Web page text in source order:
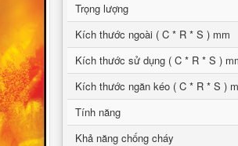
Trọng lượng
Kích thước ngoài ( C * R * S ) mm
Kích thước sử dụng ( C * R * S )
Kích thước ngăn kéo ( C * R * S )
Tính năng
Khả năng chống cháy